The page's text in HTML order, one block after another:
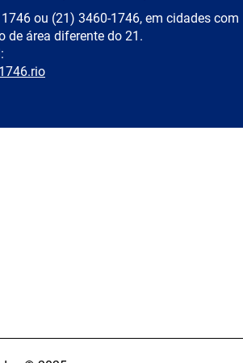
ou (21) 3460-1746, em cidades com
de área diferente do 21.